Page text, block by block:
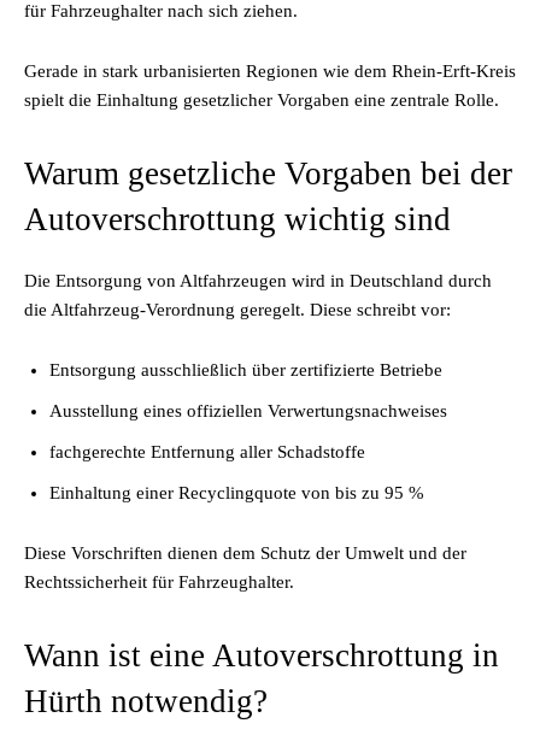
für Fahrzeughalter nach sich ziehen.
Gerade in stark urbanisierten Regionen wie dem Rhein-Erft-Kreis
spielt die Einhaltung gesetzlicher Vorgaben eine zentrale Rolle.
Warum gesetzliche Vorgaben bei der
Autoverschrottung wichtig sind
Die Entsorgung von Altfahrzeugen wird in Deutschland durch
die Altfahrzeug-Verordnung geregelt. Diese schreibt vor:
Entsorgung ausschließlich über zertifizierte Betriebe
Ausstellung eines offiziellen Verwertungsnachweises
fachgerechte Entfernung aller Schadstoffe
Einhaltung einer Recyclingquote von bis zu 95 %
Diese Vorschriften dienen dem Schutz der Umwelt und der
Rechtssicherheit für Fahrzeughalter.
Wann ist eine Autoverschrottung in
Hürth notwendig?